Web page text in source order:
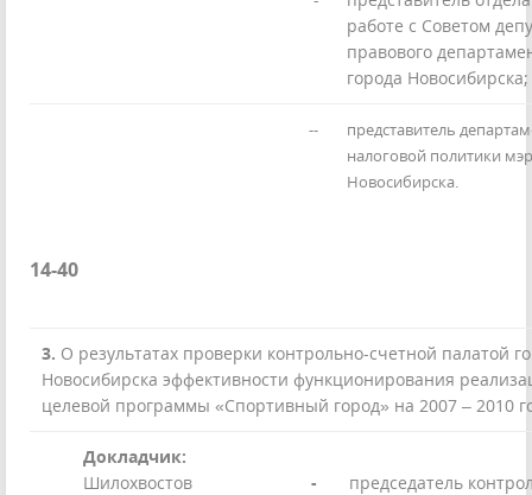
работе с Советом
правового
города Новосибирска;
--
представитель
налоговой политики
Новосибирска.
14-40
3. О результатах проверки контрольно-счетной палатой
Новосибирска эффективности функционирования
целевой программы «Спортивный город» на 2007 – 2010
Докладчик:
Шилохвостов
-
председатель